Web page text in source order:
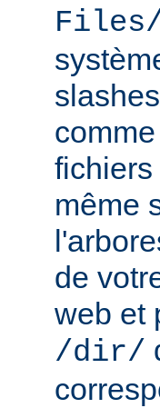
Files/
même
de
web et
/dir/